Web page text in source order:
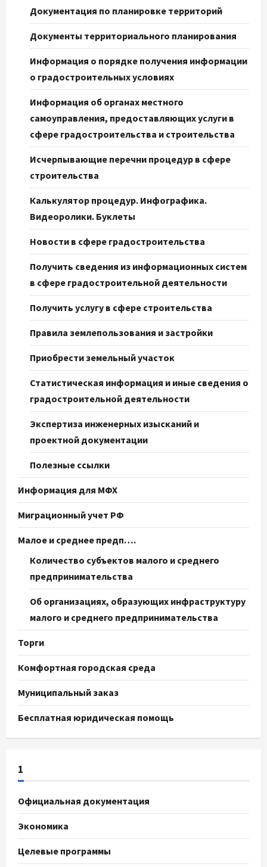
Документация по планировке территорий
Документы территориального планирования
Информация о порядке получения информации
о градостроительных условиях
Информация об органах местного
самоуправления, предоставляющих услуги в
сфере градостроительства и строительства
Исчерпывающие перечни процедур в сфере
строительства
Калькулятор процедур. Инфографика.
Видеоролики. Буклеты
Новости в сфере градостроительства
Получить сведения из информационных систем
в сфере градостроительной деятельности
Получить услугу в сфере строительства
Правила землепользования и застройки
Приобрести земельный участок
Статистическая информация и иные сведения о
градостроительной деятельности
Экспертиза инженерных изысканий и
проектной документации
Полезные ссылки
Информация для МФХ
Миграционный учет РФ
Малое и среднее предп….
Количество субъектов малого и среднего
предпринимательства
Об организациях, образующих инфраструктуру
малого и среднего предпринимательства
Торги
Комфортная городская среда
Муниципальный заказ
Бесплатная юридическая помощь
1
Официальная документация
Экономика
Целевые программы